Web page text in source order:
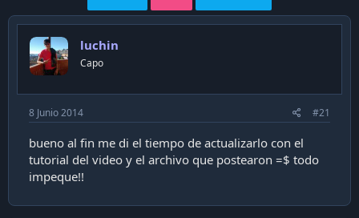
ó
e
l
t
e
m
a
a
d
p
u
l
c
a
c
i
luchin
Capo
8 Junio 2014 #21
bueno al fin me di el tiempo de actualizarlo con el
tutorial del video y el archivo que postearon =$ todo
impeque!!